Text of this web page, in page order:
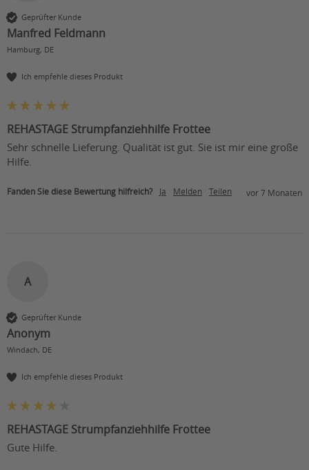
Geprüfter Kunde
Manfred Feldmann
Hamburg, DE
Ich empfehle dieses Produkt
REHASTAGE Strumpfanziehhilfe Frottee
Sehr schnelle Lieferung. Qualität ist gut. Sie ist mir eine große
Hilfe.
Fanden Sie diese Bewertung hilfreich? Ja Melden Teilen vor 7 Monaten
A
Geprüfter Kunde
Anonym
Windach, DE
Ich empfehle dieses Produkt
REHASTAGE Strumpfanziehhilfe Frottee
Gute Hilfe.